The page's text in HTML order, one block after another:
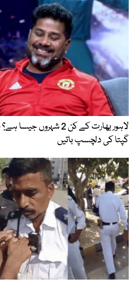
لاہور بھارت کے کن 2
گپتا کی دلچسپ باتیں